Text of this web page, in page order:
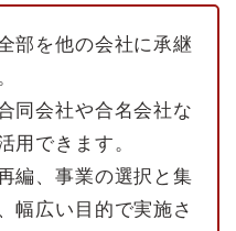
部を他の会社に承継
同会社や合名会社な
用できます。
編、事業の選択と集
幅広い目的で実施さ